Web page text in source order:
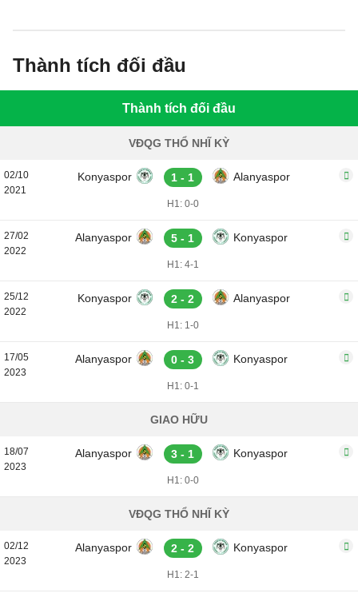
Thành tích đối đầu
Thành tích đối đầu
VĐQG THỔ NHĨ KỲ
02/10
2021
Konyaspor 1 - 1 Alanyaspor
H1: 0-0
27/02
2022
Alanyaspor 5 - 1 Konyaspor
H1: 4-1
25/12
2022
Konyaspor 2 - 2 Alanyaspor
H1: 1-0
17/05
2023
Alanyaspor 0 - 3 Konyaspor
H1: 0-1
GIAO HỮU
18/07
2023
Alanyaspor 3 - 1 Konyaspor
H1: 0-0
VĐQG THỔ NHĨ KỲ
02/12
2023
Alanyaspor 2 - 2 Konyaspor
H1: 2-1